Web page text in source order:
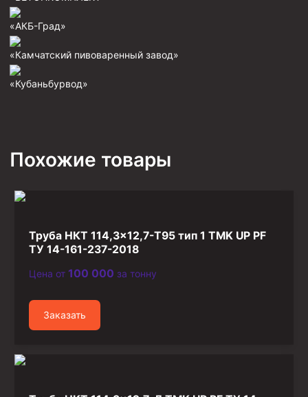
Фрезеры кольцевые
Фрезеры-долота торцевые
Клинья — отклонители
Быстроразъёмные соединения (БРС)
Рукава буровые
Стропы
Стропы канатные
Канаты стальные
«АКБ-Град»
«Камчатский пивоваренный завод»
«Кубаньбурвод»
Похожие товары
Труба НКТ 114,3×12,7-T95 тип 1 TMK UP PF
ТУ 14-161-237-2018
Цена от 100 000 за тонну
Заказать